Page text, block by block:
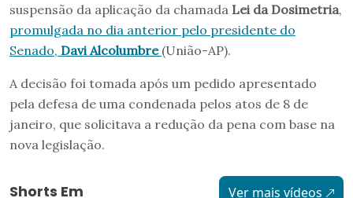
suspensão da aplicação da chamada Lei da Dosimetria,
promulgada no dia anterior pelo presidente do
Senado, Davi Alcolumbre (União-AP).
A decisão foi tomada após um pedido apresentado
pela defesa de uma condenada pelos atos de 8 de
janeiro, que solicitava a redução da pena com base na
nova legislação.
Shorts Em
Ver mais vídeos